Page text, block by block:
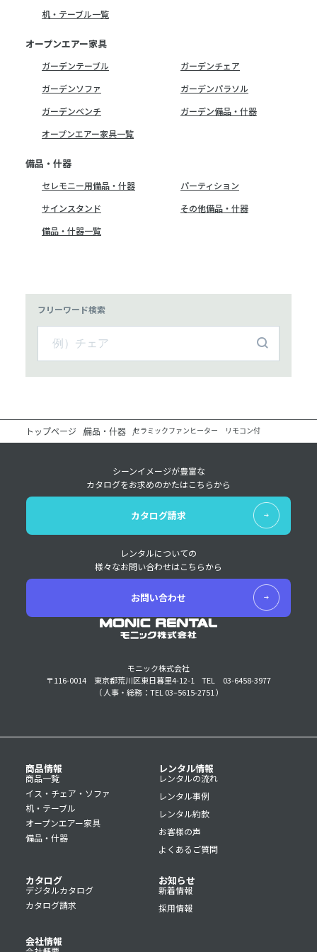
机・テーブル一覧
オープンエアー家具
ガーデンテーブル
ガーデンチェア
ガーデンソファ
ガーデンパラソル
ガーデンベンチ
ガーデン備品・什器
オープンエアー家具一覧
備品・什器
セレモニー用備品・什器
パーティション
サインスタンド
その他備品・什器
備品・什器一覧
フリーワード検索
トップページ 備品・什器 セラミックファンヒーター リモコン付
モニック株式会社
〒116-0014 東京都荒川区東日暮里4-12-1
TEL 03-6458-3977
（ 人事・総務：TEL 03–5615-2751 ）
シーンイメージが豊富な
カタログをお求めのかたはこちらから
カタログ請求
レンタルについての
様々なお問い合わせはこちらから
お問い合わせ
商品情報
商品一覧
イス・チェア・ソファ
机・テーブル
オープンエアー家具
備品・什器
レンタル情報
レンタルの流れ
レンタル事例
レンタル約款
お客様の声
よくあるご質問
カタログ
デジタルカタログ
カタログ請求
お知らせ
新着情報
採用情報
会社情報